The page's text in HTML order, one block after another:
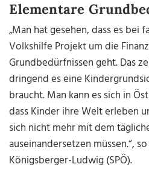
Elementare
„Man hat gesehen, dass es bei
Volkshilfe Projekt um die
Grundbedürfnissen geht. Das
dringend es eine
braucht. Man kann es sich in
dass Kinder ihre Welt erleben
sich nicht mehr mit dem
auseinandersetzen müssen.“,
Königsberger-Ludwig (SPÖ).